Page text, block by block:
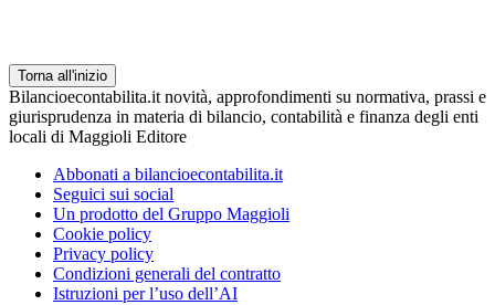
Torna all'inizio
Bilancioecontabilita.it novità, approfondimenti su normativa, prassi e
giurisprudenza in materia di bilancio, contabilità e finanza degli enti
locali di Maggioli Editore
Abbonati a bilancioecontabilita.it
Seguici sui social
Un prodotto del Gruppo Maggioli
Cookie policy
Privacy policy
Condizioni generali del contratto
Istruzioni per l’uso dell’AI